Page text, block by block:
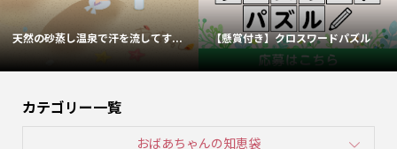
天然の砂蒸し温泉で汗を流してす... 【懸賞付き】クロスワードパズル
カテゴリー一覧
おばあちゃんの知恵袋